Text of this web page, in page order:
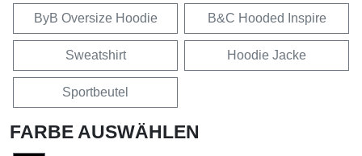
ByB Oversize Hoodie B&C Hooded Inspire
Sweatshirt Hoodie Jacke
Sportbeutel
FARBE AUSWÄHLEN